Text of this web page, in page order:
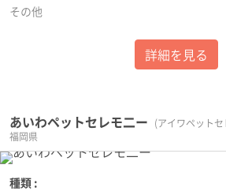
その他
詳細を見る
あいわペットセレモ二ー (アイワペット
福岡県
種類 :